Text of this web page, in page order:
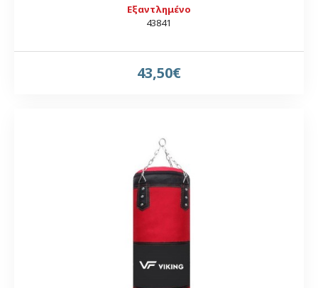
Εξαντλημένο
43841
43,50€